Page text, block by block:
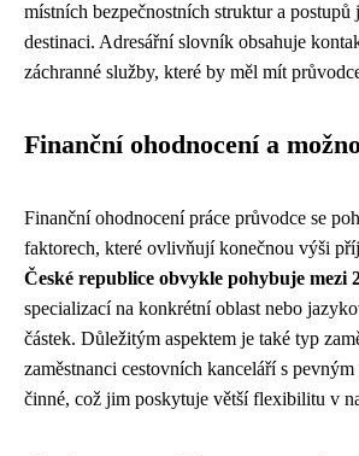
místních bezpečnostních struktur a
destinaci. Adresářní slovník obsahuje
záchranné služby, které by měl mít
Finanční ohodnocení a
Finanční ohodnocení práce průvodce se
faktorech, které ovlivňují konečnou výši
České republice obvykle pohybuje mezi
specializací na konkrétní oblast nebo
částek. Důležitým aspektem je také typ
zaměstnanci cestovních kanceláří s
činné, což jim poskytuje větší flexibilitu v